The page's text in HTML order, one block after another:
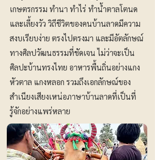
เกษตรกรรม ทำนา ทำไร่ ทำน้ำตาลโตนด
และเลี้ยงวัว วิถีชีวิตของคนบ้านลาดมีความ
สงบเรียบง่าย ตรงไปตรงมา และมีอัตลักษณ์
ทางศิลปวัฒนธรรมที่ชัดเจน ไม่ว่าจะเป็น
ศิลปะบ้านทรงไทย อาหารพื้นถิ่นอย่างแกง
หัวตาล แกงหลอก รวมถึงเอกลักษณ์ของ
สำเนียงเสียงเหน่อภาษาบ้านลาดที่เป็นที่
รู้จักอย่างแพร่หลาย